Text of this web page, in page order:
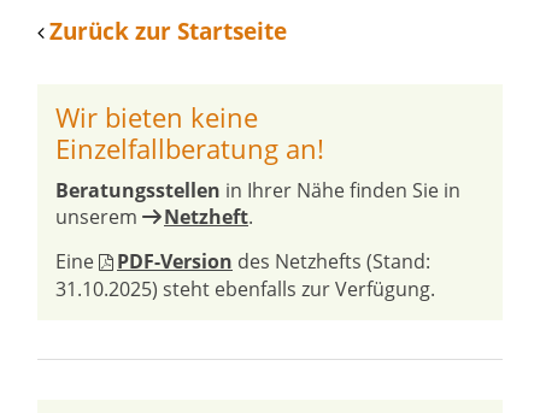
Zurück zur Startseite
Wir bieten keine
Einzelfallberatung an!
Beratungsstellen in Ihrer Nähe finden Sie in
unserem
Netzheft.
Eine
PDF-Version des Netzhefts (Stand:
31.10.2025) steht ebenfalls zur Verfügung.